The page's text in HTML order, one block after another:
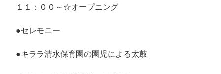
１１：００～☆オープニング
●セレモニー
●キララ清水保育園の園児による太鼓